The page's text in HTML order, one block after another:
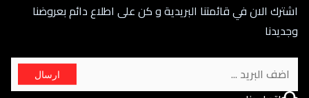
اشترك الان في قائمتنا البريدية و كن على اطلاع دائم بعروضنا
وجديدنا
ارسال